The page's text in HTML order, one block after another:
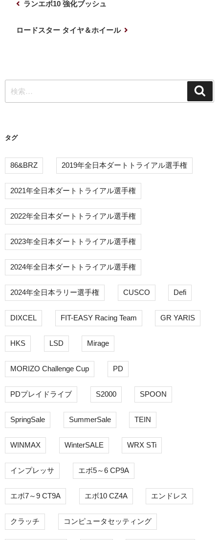
シ
ョ
ランエボ10 強化ブッシュ
ロードスター タイヤ＆ホイール
索:
タグ
86&BRZ 2019年全日本ダートトライアル選手権
2021年全日本ダートトライアル選手権
2022年全日本ダートトライアル選手権
2023年全日本ダートトライアル選手権
2024年全日本ダートトライアル選手権
2024年全日本ラリー選手権 CUSCO Defi
DIXCEL FIT-EASY Racing Team GR YARIS
HKS LSD Mirage
MORIZO Challenge Cup PD
PDプレイドライブ S2000 SPOON
SpringSale SummerSale TEIN
WINMAX WinterSALE WRX STi
インプレッサ エボ5～6 CP9A
エボ7～9 CT9A エボ10 CZ4A エンドレス
クラッチ コンピュータセッティング